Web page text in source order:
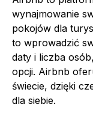
wynajmowanie
pokojów dla
to wprowadzić
daty i liczba
opcji. Airbnb
świecie, dzięki
dla siebie.